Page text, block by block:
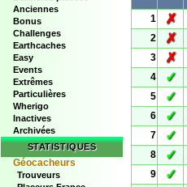
Anciennes
Bonus
Challenges
Earthcaches
Easy
Events
Extrêmes
Particulières
Wherigo
Inactives
Archivées
STATISTIQUES
Géocacheurs
Trouveurs
1
✗
2
✗
3
✗
4
✓
5
✓
6
✓
7
✓
8
✓
9
✓